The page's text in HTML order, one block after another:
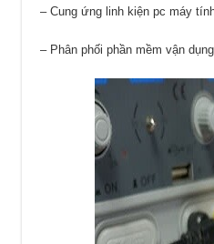
– Cung ứng linh kiện pc máy
– Phân phối phần mềm vận